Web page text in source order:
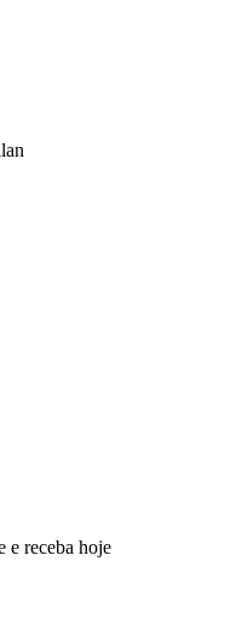
e receba hoje